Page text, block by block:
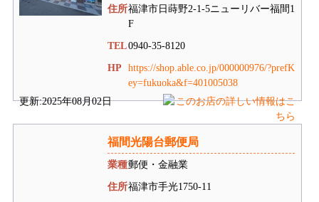
住所福津市日蒔野2-1-5ニューリバー福間1
F
TEL0940-35-8120
HP
https://shop.able.co.jp/000000976/?prefK
ey=fukuoka&f=401005038
更新:2025年08月02日
福間光陽台郵便局
業種郵便・金融業
住所福津市手光1750-11